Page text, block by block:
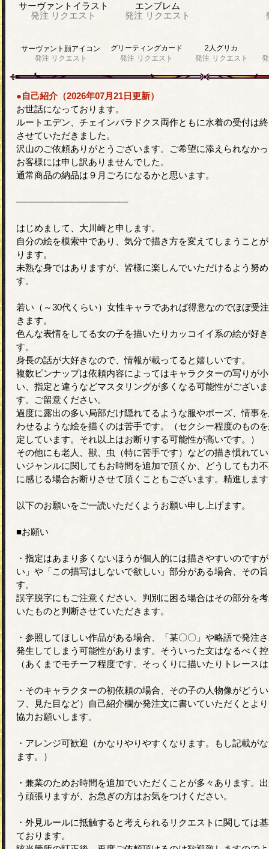
サーヴァントイラスト
発注 リクエスト
エンブレム
発注 リクエスト
サーヴァント顔アイコン
発注 リクエスト
グリーティングカード
発注 リクエスト
2人グリカ
発注 リクエスト
●自己紹介（2026年07月21日更新）
お世話になっております。
ルートエデン、チェインパラドクス両作ともに水着の受付は
させていただきました。
沢山のご依頼ありがとうございます。ご希望に添えられなか
お客様には申し訳ありませんでした。
通常商品の納品は９月ごろになるかと思います。
─────────────────
はじめまして、大川崎と申します。
自分の絵を模索中であり、気分で描き方を変えてしまうこと
ります。
未熟な身ではありますが、皆様に楽しんでいただけるよう努
す。
若い（～30代くらい）女性キャラであれば得意なのでほぼ受
きます。
色んな表情をしてる女の子を描いたりカッコイイ系の絵が好
す。
身長の話が大好きなので、情報が載ってると嬉しいです。
複数ピンナップは依頼内容によってはキャラクターの写りが
い、指定と違うなどマスタリングが多くなる可能性がございま
す。ご留意ください。
過度に露出の多い局部だけ隠れてるような服やポーズ、情事
わせるような絵を描くのは苦手です。（セクシー程度のもの
定しています。それ以上はお断りする可能性が高いです。）
その他にも老人、獣、虫（特に苦手です）などの描き慣れて
いジャンルに関してもお時間を追加で頂くか、どうしても力
に感じる場合お断りさせて頂くこともございます。精進しま
以下のお願いをご一読いただくようお願い申し上げます。
■お願い
・指定はあまり多くないほうが個人的には描きやすいのです
い」や「この描写はしないで欲しい」部分がある場合、その
す。
誤字脱字にもご注意ください。判別に困る場合はその部分を
いたものと判断させていただきます。
・参照してほしい作品がある場合、「某〇〇」や略語で発注
発生してしまう可能性があります。そういった文はなるべく
（あくまでモチーフ程度です。そっくりに描いたりトレース
・そのキャラクターの初依頼の場合、その子の人物像がどう
フ、見た目など）自己紹介欄か発注文に書いていただくとよ
協力お願いします。
・アレンジ可歓迎（かなりやりやすくなります。もし記載が
ます。）
・兼業のためお時間を追加でいただくことが多々あります。
う頑張りますが、お急ぎの方はお気をつけください。
・外見ルールに抵触すると考えられるリクエストに関しては
ております。